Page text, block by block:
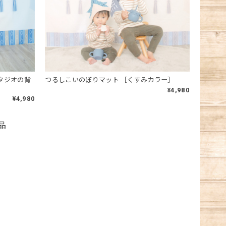
ジオの背
¥4,980
つるしこいのぼりマット ［くすみカラー］
¥4,980